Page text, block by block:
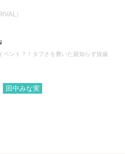
）
ベント？！タフさを磨いた親知らず抜歯
田中みな実